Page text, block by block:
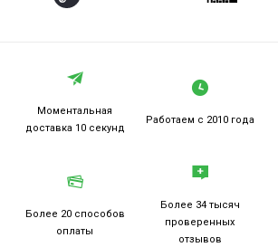
Моментальная
доставка 10 секунд
Работаем с 2010 года
Более 20 способов
оплаты
Более 34 тысяч
проверенных
отзывов